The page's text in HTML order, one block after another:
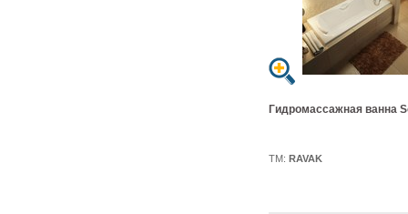
Гидромассажная ванна
ТМ: RAVAK